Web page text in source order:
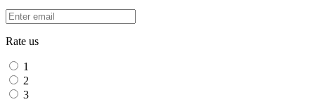
Rate us
1
2
3